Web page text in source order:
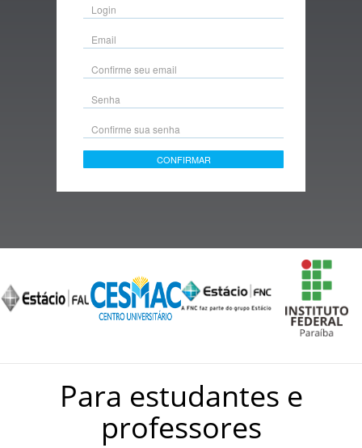
CONFIRMAR
Para estudantes e
professores